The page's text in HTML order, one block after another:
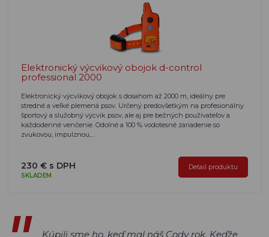
Elektronický výcvikový obojok d-control
professional 2000
Elektronický výcvikový obojok s dosahom až 2000 m, ideálny pre
stredné a veľké plemená psov. Určený predovšetkým na profesionálny
športový a služobný výcvik psov, ale aj pre bežných používateľov a
každodenné venčenie. Odolné a 100 % vodotesné zariadenie so
zvukovou, impulznou,…
230 € s DPH
SKLADEM
Detail produktu
Kúpili sme ho, keď mal náš Cody rok. Keďže